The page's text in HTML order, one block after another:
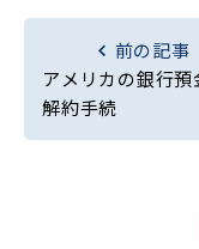
前の記事
アメリカの銀行預
解約手続